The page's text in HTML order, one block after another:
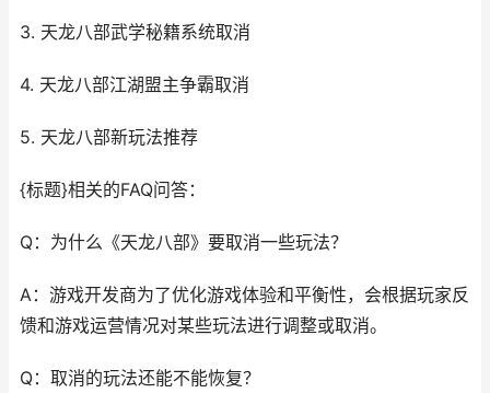
3. 天龙八部武学秘籍系统取消
4. 天龙八部江湖盟主争霸取消
5. 天龙八部新玩法推荐
{标题}相关的FAQ问答：
Q：为什么《天龙八部》要取消一些玩法？
A：游戏开发商为了优化游戏体验和平衡性，会根据玩家反
馈和游戏运营情况对某些玩法进行调整或取消。
Q：取消的玩法还能不能恢复？